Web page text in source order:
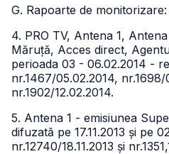
G. Rapoarte de monitorizare:
4. PRO TV, Antena 1,
Măruță, Acces direct,
perioada 03 - 06.02.2014 -
nr.1467/05.02.2014, nr.1698/
nr.1902/12.02.2014.
5. Antena 1 - emisiunea
difuzată pe 17.11.2013 și pe
nr.12740/18.11.2013 și